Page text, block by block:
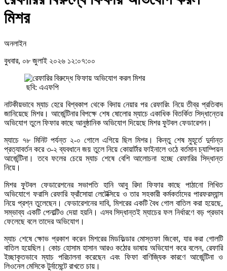
মিশর
অনলাইন
বুধবার, ০৮ জুলাই ২০২৬ ১২:০৭:০০
ছবি: এএফপি
নাটকীয়ভাবে ম্যাচ হেরে বিশ্বকাপ থেকে বিদায় নেয়ার পর রেফারিং নিয়ে তীব্র প্রতিবাদ
জানিয়েছে মিশর। আর্জেন্টিনার বিপক্ষে শেষ ষোলোর ম্যাচে একাধিক বিতর্কিত সিদ্ধান্তের
অভিযোগ তুলে ফিফার কাছে আনুষ্ঠানিক অভিযোগ দিয়েছে মিশর ফুটবল ফেডারেশন।
ম্যাচে ৭৮ মিনিট পর্যন্ত ২-০ গোলে এগিয়ে ছিল মিশর। কিন্তু শেষ মুহূর্তে দুর্দান্ত
প্রত্যাবর্তন করে ৩-২ ব্যবধানে জয় তুলে নিয়ে কোয়ার্টার ফাইনালে ওঠে বর্তমান চ্যাম্পিয়ন
আর্জেন্টিনা। তবে ফলের চেয়ে ম্যাচ শেষে বেশি আলোচনা হচ্ছে রেফারির সিদ্ধান্ত
নিয়ে।
মিশর ফুটবল ফেডারেশনের সভাপতি হানি আবু রিদা ফিফার কাছে পাঠানো লিখিত
অভিযোগে ফরাসি রেফারি ফ্রাঁসোয়া লেটেক্সিয়ে ও তার সহকারী কর্মকর্তাদের পারফরম্যান্স
নিয়ে প্রশ্ন তুলেছেন। ফেডারেশনের দাবি, মিশরের একটি বৈধ গোল বাতিল করা হয়েছে,
সম্ভাব্য একটি পেনাল্টিও দেয়া হয়নি। এসব সিদ্ধান্তই ম্যাচের ফল নির্ধারণে বড় প্রভাব
ফেলেছে বলে তাদের অভিযোগ।
ম্যাচ শেষে ক্ষোভ প্রকাশ করেন মিশরের মিডফিল্ডার মোস্তফা জিকো, যার করা গোলটি
বাতিল হয়েছিল। কোচ হোসাম হাসান আরও কঠোর ভাষায় অভিযোগ করে বলেন, রেফারি
ইচ্ছাকৃতভাবে ম্যাচ পরিচালনা করেছেন এবং ফিফা বাণিজ্যিক কারণে আর্জেন্টিনা ও
লিওনেল মেসিকে টুর্নামেন্টে রাখতে চায়।